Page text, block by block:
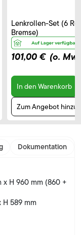
Lenkrollen-Set (6
Bremse)
101,00 € (o.
In den Warenkorb
Zum Angebot
Dokumentation
x H 960 mm (860 +
H 589 mm